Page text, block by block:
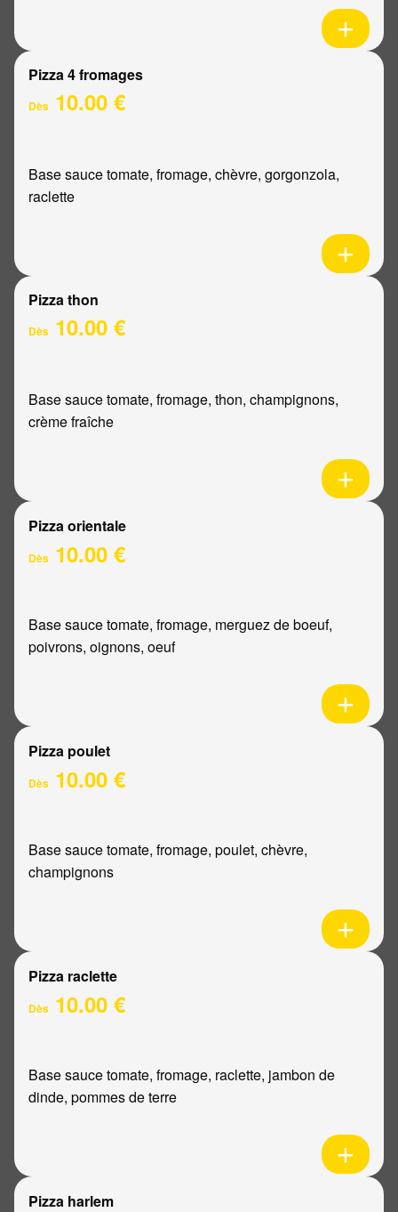
Pizza 4 fromages
Dès 10.00 €
Base sauce tomate, fromage, chèvre, gorgonzola,
raclette
Pizza thon
Dès 10.00 €
Base sauce tomate, fromage, thon, champignons,
crème fraîche
Pizza orientale
Dès 10.00 €
Base sauce tomate, fromage, merguez de boeuf,
poivrons, oignons, oeuf
Pizza poulet
Dès 10.00 €
Base sauce tomate, fromage, poulet, chèvre,
champignons
Pizza raclette
Dès 10.00 €
Base sauce tomate, fromage, raclette, jambon de
dinde, pommes de terre
Pizza harlem